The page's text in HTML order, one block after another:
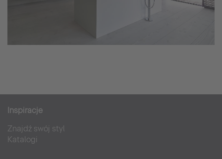
Inspiracje
Znajdź swój styl
Katalogi